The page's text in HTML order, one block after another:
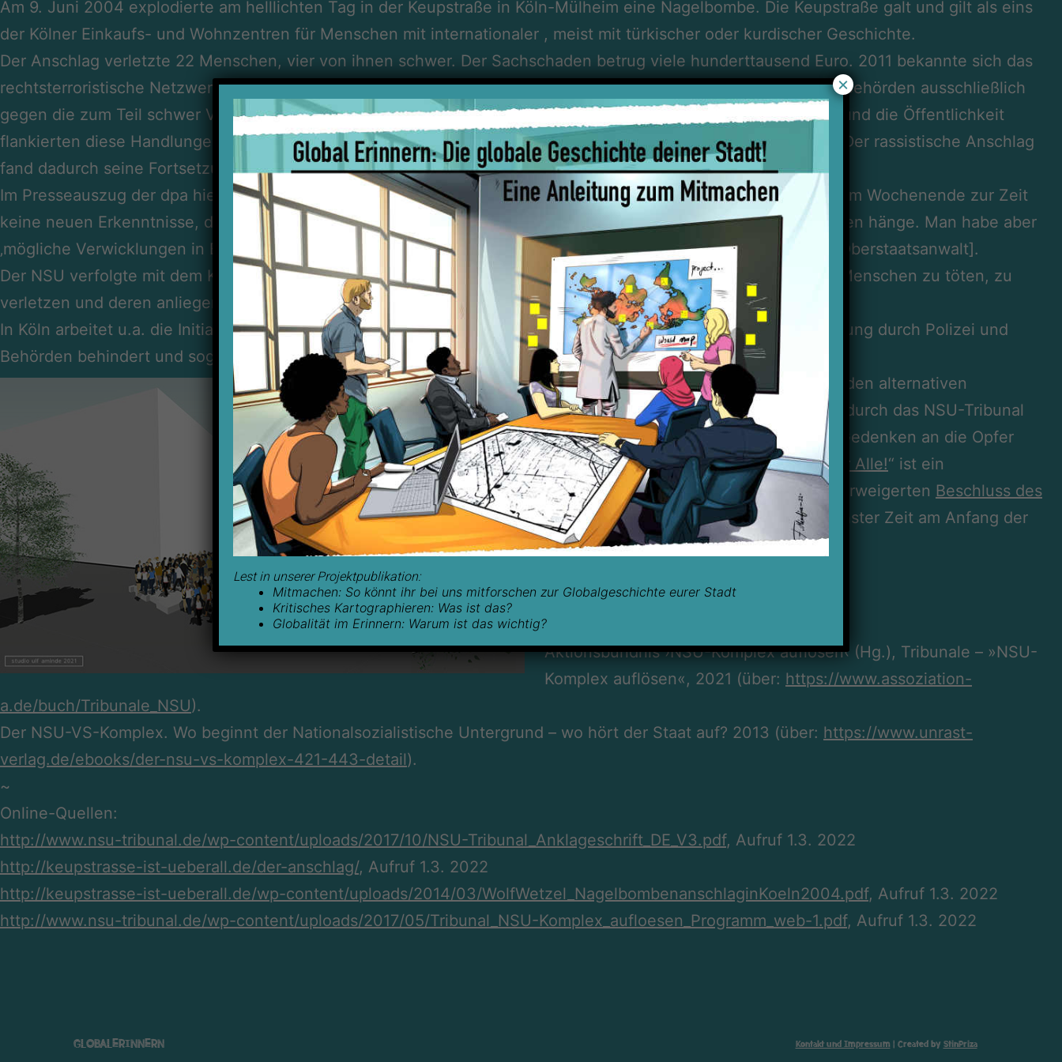
Am 9. Juni 2004 explodierte am helllichten Tag in der Keupstraße in Köln-Mülheim eine Nagelbombe. Die Keupstraße galt und gilt als eins
der Kölner Einkaufs- und Wohnzentren für Menschen mit internationaler , meist mit türkischer oder kurdischer Geschichte.
Der Anschlag verletzte 22 Menschen, vier von ihnen schwer. Der Sachschaden betrug viele hunderttausend Euro. 2011 bekannte sich das
rechtsterroristische Netzwerk „Nationalsozialistischer Untergrund“ (NSU) zu dieser Tat. Bis dahin ermittelten die Behörden ausschließlich
gegen die zum Teil schwer Verletzten und Geschädigten der Bombe. Sie machten aus Opfern Täter. Die Medien und die Öffentlichkeit
flankierten diese Handlungen mit der Diffamierung der Straße als von „kriminellen Ausländermilieus“ durchsetzt. Der rassistische Anschlag
fand dadurch seine Fortsetzung in rassistischen Ermittlungen und Medienberichterstattungen.
Im Presseauszug der dpa hieß es am 07.08.2006: „Es gebe jedoch entgegen anders lautender Medienberichte vom Wochenende zur Zeit
keine neuen Erkenntnisse, dass das Attentat mit einem Machtkampf rivalisierender Schutzgelderpresser zusammen hänge. Man habe aber
‚mögliche Verwicklungen in Bezug zu Schutzgeld‘ von Anfang an in die Ermittlungen einbezogen, so Wolf.“ [der Oberstaatsanwalt].
Der NSU verfolgte mit dem Kölner Nagelbombenanschlag das Ziel, möglichst viele, vermeintlich nicht-deutsche Menschen zu töten, zu
verletzen und deren anliegende Geschäfte und Häuser zu zerstören.
In Köln arbeitet u.a. die Initiative „Keupstraße ist überall“ an der Aufklärung der Tat – und daran, wie ihre Aufdeckung durch Polizei und
Behörden behindert und sogar vertuscht wurde.
Aus der antirassistischen Arbeit in Köln, den alternativen
Recherchen und der Aufklärung
der Tat durch das NSU-Tribunal
ging die Initiative für ein Mahnmal zum Gedenken an die Opfer
hervor. „Herkesin Meydani – Ein Platz für Alle!“ ist ein
Erinnerungsort, der nach einem lange verweigerten Beschluss des
Kölner Stadtratesnun tatsächlich in nächster Zeit am Anfang der
Keupstraßerealisiertwird.
~
Bücher:
Aktionsbündnis ›NSU-Komplex auflösen‹ (Hg.), Tribunale – »NSU-
Komplex auflösen«, 2021 (über: https://www.assoziation-
a.de/buch/Tribunale_NSU).
Der NSU-VS-Komplex. Wo beginnt der Nationalsozialistische Untergrund – wo hört der Staat auf? 2013 (über: https://www.unrast-
verlag.de/ebooks/der-nsu-vs-komplex-421-443-detail).
~
Online-Quellen:
http://www.nsu-tribunal.de/wp-content/uploads/2017/10/NSU-Tribunal_Anklageschrift_DE_V3.pdf, Aufruf 1.3. 2022
http://keupstrasse-ist-ueberall.de/der-anschlag/, Aufruf 1.3. 2022
http://keupstrasse-ist-ueberall.de/wp-content/uploads/2014/03/WolfWetzel_NagelbombenanschlaginKoeln2004.pdf, Aufruf 1.3. 2022
http://www.nsu-tribunal.de/wp-content/uploads/2017/05/Tribunal_NSU-Komplex_aufloesen_Programm_web-1.pdf, Aufruf 1.3. 2022
GLOBALERINNERN Kontakt und Impressum| Created byStinPriza
Lest in unserer Projektpublikation:
Mitmachen: So könnt ihr bei uns mitforschen zur Globalgeschichte eurer Stadt
Kritisches Kartographieren: Was ist das?
Globalität im Erinnern: Warum ist das wichtig?
×